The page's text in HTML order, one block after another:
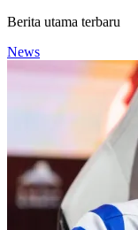
Berita utama terbaru
News